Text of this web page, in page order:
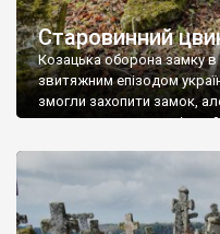
Старовинний
Козацька оборона замку в
звитяжним епізодом
змогли захопити замок,
поховали на цвинтарі,
ньому чимало хрестів 19